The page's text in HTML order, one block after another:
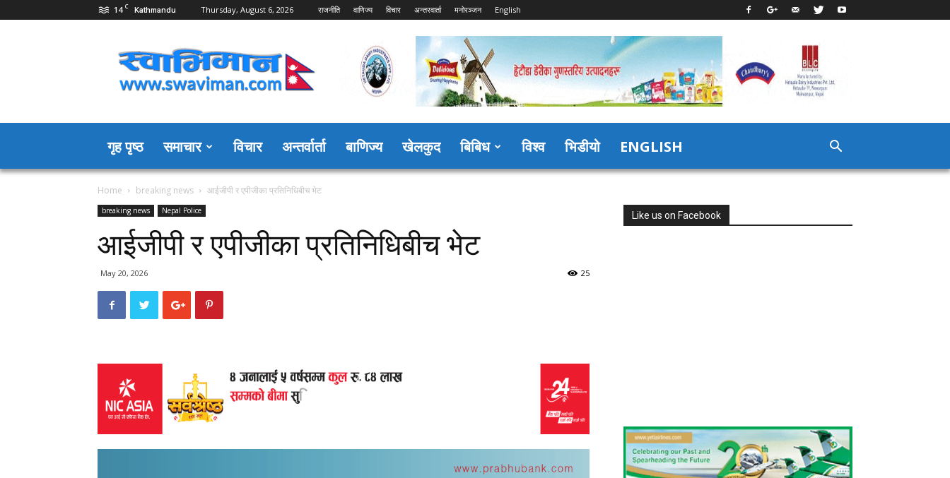
14 C Kathmandu Thursday, August 6, 2026 राजनीति वाणिज्य विचार अन्तरवार्ता मनोरञ्जन English
Swaviman
Nepal
गृह पृष्ठ समाचार विचार अन्तर्वार्ता बाणिज्य खेलकुद बिबिध विश्व भिडीयो ENGLISH
Home breaking news आईजीपी र एपीजीका प्रतिनिधिबीच भेट
breaking news Nepal Police
आईजीपी र एपीजीका प्रतिनिधिबीच भेट
May 20, 2026 25
Like us on Facebook